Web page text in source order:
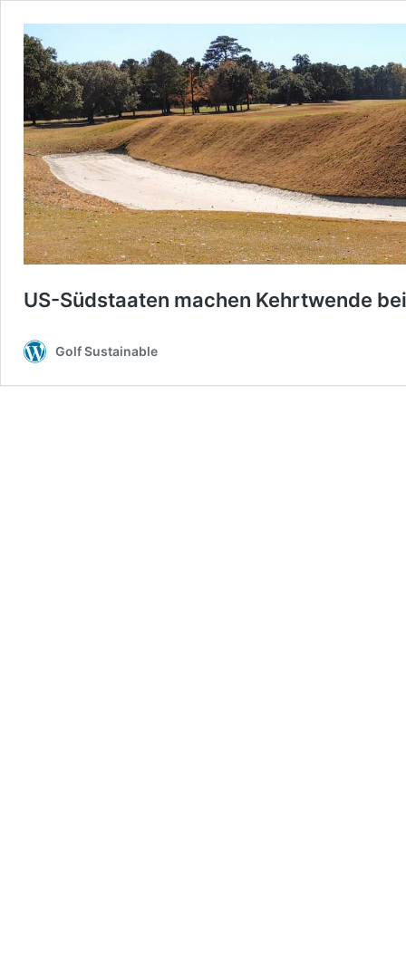
US-Südstaaten machen Kehrtwende
Golf Sustainable